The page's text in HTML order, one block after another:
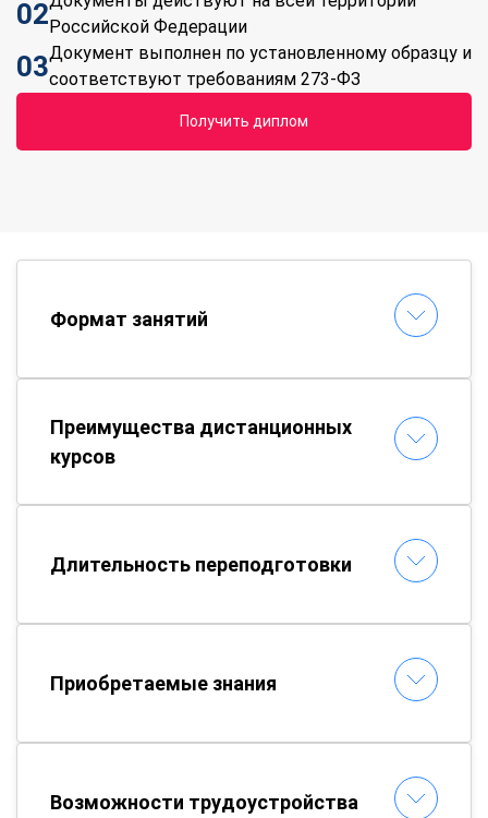
02 Российской Федерации
03Документ выполнен по установленному образцу и
соответствуют требованиям 273-ФЗ
Получить диплом
Формат занятий
Преимущества дистанционных
курсов
Длительность переподготовки
Приобретаемые знания
Возможности трудоустройства